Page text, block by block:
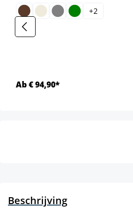
+2
Ab € 94,90*
Beschrijving